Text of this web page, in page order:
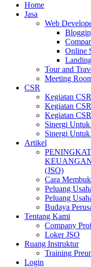
Home
Jasa
Web
Online
Tour and
Meeting
CSR
Kegiatan
Kegiatan
Kegiatan
Sinergi
Sinergi Untuk
Artikel
(JSO)
Cara
Peluang
Peluang
Budaya
Tentang Kami
Company
Loker JSO
Ruang Instruktur
Training
Login